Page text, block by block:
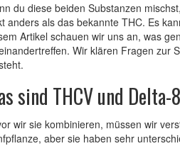
du diese beiden Substanzen
anders als das bekannte THC. Es
Artikel schauen wir uns an, was
Wir klären Fragen zur
sind THCV und
wir sie kombinieren, müssen wir
aber sie haben sehr